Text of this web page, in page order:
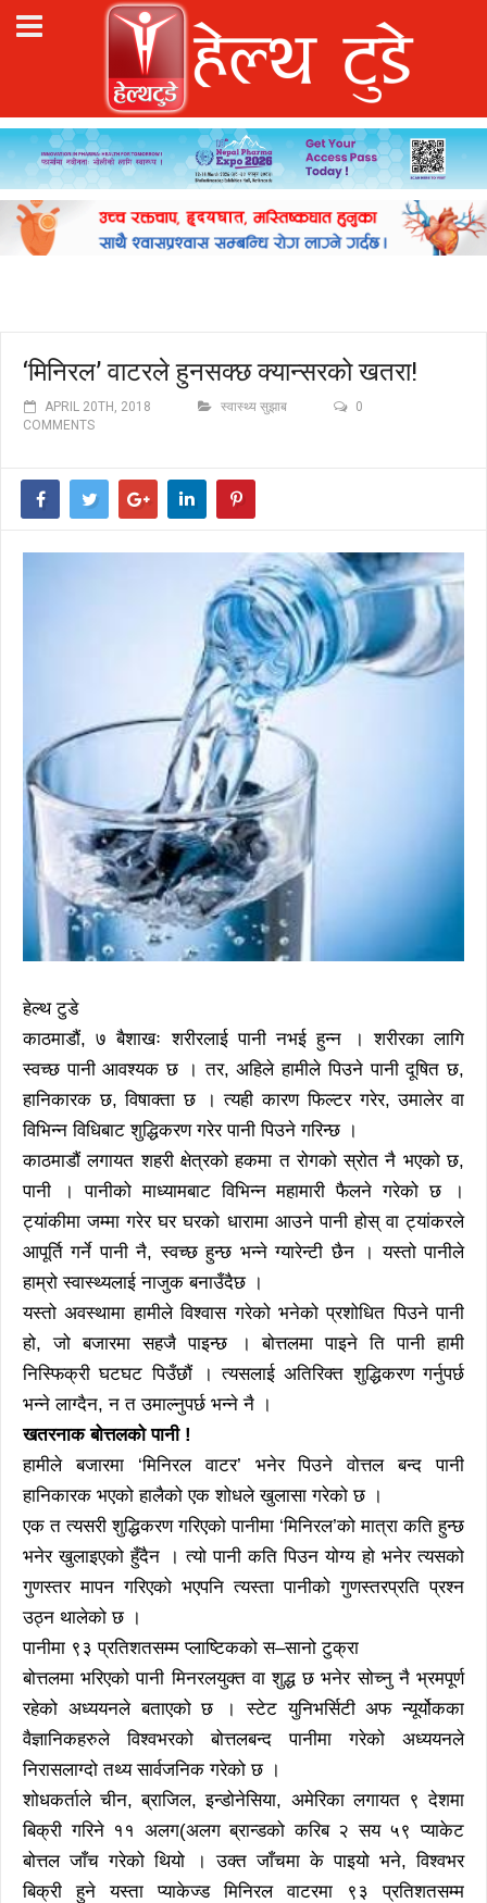
‘मिनिरल’ वाटरले हुनसक्छ क्यान्सरको खतरा!
APRIL 20TH, 2018 स्वास्थ्य सुझाब
0
COMMENTS
हेल्थ टुडे
काठमाडौं, ७ बैशाखः शरीरलाई पानी नभई हुन्न । शरीरका लागि
स्वच्छ पानी आवश्यक छ । तर, अहिले हामीले पिउने पानी दूषित छ,
हानिकारक छ, विषाक्ता छ । त्यही कारण फिल्टर गरेर, उमालेर वा
विभिन्न विधिबाट शुद्धिकरण गरेर पानी पिउने गरिन्छ ।
काठमाडौं लगायत शहरी क्षेत्रको हकमा त रोगको स्रोत नै भएको छ,
पानी । पानीको माध्यामबाट विभिन्न महामारी फैलने गरेको छ ।
ट्यांकीमा जम्मा गरेर घर घरको धारामा आउने पानी होस् वा ट्यांकरले
आपूर्ति गर्ने पानी नै, स्वच्छ हुन्छ भन्ने ग्यारेन्टी छैन । यस्तो पानीले
हाम्रो स्वास्थ्यलाई नाजुक बनाउँदैछ ।
यस्तो अवस्थामा हामीले विश्वास गरेको भनेको प्रशोधित पिउने पानी
हो, जो बजारमा सहजै पाइन्छ । बोत्तलमा पाइने ति पानी हामी
निस्फिक्री घटघट पिउँछौं । त्यसलाई अतिरिक्त शुद्धिकरण गर्नुपर्छ
भन्ने लाग्दैन, न त उमाल्नुपर्छ भन्ने नै ।
खतरनाक बोत्तलको पानी !
हामीले बजारमा ‘मिनिरल वाटर’ भनेर पिउने वोत्तल बन्द पानी
हानिकारक भएको हालैको एक शोधले खुलासा गरेको छ ।
एक त त्यसरी शुद्धिकरण गरिएको पानीमा ‘मिनिरल’को मात्रा कति हुन्छ
भनेर खुलाइएको हुँदैन । त्यो पानी कति पिउन योग्य हो भनेर त्यसको
गुणस्तर मापन गरिएको भएपनि त्यस्ता पानीको गुणस्तरप्रति प्रश्न
उठ्न थालेको छ ।
पानीमा ९३ प्रतिशतसम्म प्लाष्टिकको स–सानो टुक्रा
बोत्तलमा भरिएको पानी मिनरलयुक्त वा शुद्ध छ भनेर सोच्नु नै भ्रमपूर्ण
रहेको अध्ययनले बताएको छ । स्टेट युनिभर्सिटी अफ न्यूर्योकका
वैज्ञानिकहरुले विश्वभरको बोत्तलबन्द पानीमा गरेको अध्ययनले
निरासलाग्दो तथ्य सार्वजनिक गरेको छ ।
शोधकर्ताले चीन, ब्राजिल, इन्डोनेसिया, अमेरिका लगायत ९ देशमा
बिक्री गरिने ११ अलग(अलग ब्रान्डको करिब २ सय ५९ प्याकेट
बोत्तल जाँच गरेको थियो । उक्त जाँचमा के पाइयो भने, विश्वभर
बिक्री हुने यस्ता प्याकेज्ड मिनिरल वाटरमा ९३ प्रतिशतसम्म